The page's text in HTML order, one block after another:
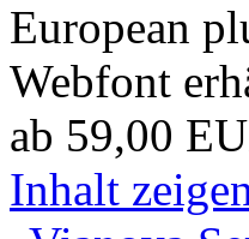
European
Webfont
ab 59,00
Inhalt